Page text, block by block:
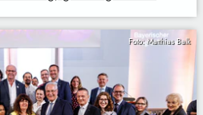
Foto: Matthias Balk